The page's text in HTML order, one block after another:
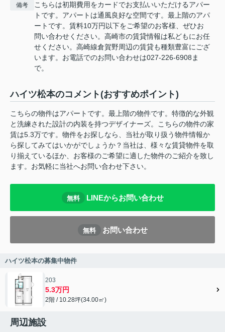
備考
こちらは初期費用をカードでお支払いいただけるアパー
トです。アパートは通風良好な空間です。最上階のアパ
ートです。賃料10万円以下をご希望のお客様、ぜひお
問い合わせください。高崎市の賃貸情報は私どもにお任
せください。高崎線倉賀野周辺の賃貸も種類豊富にござ
います。お電話でのお問い合わせは027-226-6908ま
で。
ハイツ松本のコメント(おすすめポイント)
こちらの物件はアパートです。最上階の物件です。特徴的な外観
と洗練された設計の内装を持つデザイナーズ。こちらの物件の家
賃は5.3万です。物件をお探しなら、当社が取り扱う物件情報か
ら探してみてはいかがでしょうか？当社は、様々な賃貸物件を取
り揃えているほか、お客様のご希望に適した物件のご紹介を致し
ます。お気軽に当社へお問い合わせ下さい。
無料 LINEからお問い合わせ
無料 お問い合わせ
ハイツ松本の募集中物件
203
5.3万円
2階 / 10.28坪(34.00㎡)
周辺施設